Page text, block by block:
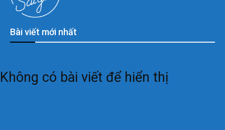
Bài viết mới nhất
Không có bài viết để hiển thị